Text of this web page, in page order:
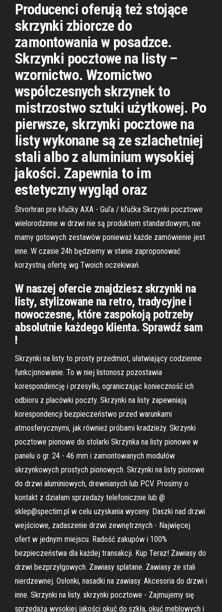
Producenci oferują też stojące
skrzynki zbiorcze do
zamontowania w posadzce.
Skrzynki pocztowe na listy –
wzornictwo. Wzornictwo
współczesnych skrzynek to
mistrzostwo sztuki użytkowej. Po
pierwsze, skrzynki pocztowe na
listy wykonane są ze szlachetniej
stali albo z aluminium wysokiej
jakości. Zapewnia to im
estetyczny wygląd oraz
Štvorhran pre kľučky AXA - Guľa / kľučka Skrzynki pocztowe
wielorodzinne w drzwi nie są produktem standardowym, nie
mamy gotowych zestawów ponieważ każde zamówienie jest
inne. W czasie 24h będziemy w stanie zaproponować
korzystną ofertę wg Twoich oczekiwań.
W naszej ofercie znajdziesz skrzynki na
listy, stylizowane na retro, tradycyjne i
nowoczesne, które zaspokoją potrzeby
absolutnie każdego klienta. Sprawdź sam
!
Skrzynki na listy to prosty przedmiot, ułatwiający codzienne
funkcjonowanie. To w niej listonosz pozostawia
korespondencję i przesyłki, ograniczając konieczność ich
odbioru z placówki poczty. Skrzynki na listy zapewniają
korespondencji bezpieczeństwo przed warunkami
atmosferycznymi, jak również próbami kradzieży. Skrzynki
pocztowe pionowe do stolarki Skrzynka na listy pionowe w
panelu o gr. 24 - 46 mm i zamontowanych modułów
skrzynkowych prostych pionowych. Skrzynki na listy pionowe
do drzwi aluminiowych, drewnianych lub PCV. Prosimy o
kontakt z działam sprzedaży telefonicznie lub @
sklep@spectim.pl w celu uzyskania wyceny. Daszki nad drzwi
wejściowe, zadaszenie drzwi zewnętrznych - Najwięcej
ofert w jednym miejscu. Radość zakupów i 100%
bezpieczeństwa dla każdej transakcji. Kup Teraz! Zawiasy do
drzwi bezprzylgowych. Zawiasy splatane. Zawiasy ze stali
nierdzewnej. Osłonki, nasadki na zawiasy. Akcesoria do drzwi i
inne. Skrzynki na listy. skrzynki pocztowe - Zajmujemy się
sprzedażą wysokiej jakości okuć do szkła, okuć meblowych i